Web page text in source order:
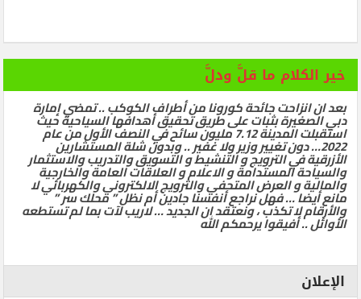
خير الكلام ما قلَّ ودلَّ
بعد ان انزاحت جائحة كورونا من أطراف الكوكب .. تمضي إمارة
دبي الصغيرة بثبات على طريق تحقيق أهدافها السياحية حيث
استقبلت المدينة 7.12 مليون سائح في النصف الأول من عام
2022… دون تغيير وزير ولا غفير .. وبدون شلة المستشارين
الأزرقية في الترويج و التنشيط و التسويق والتدريب والاستثمار
والسياحة المستدامة و الاعلام و العلاقات العامة والخارجية
والمالية و العرض المتحفي والترويج الالكتروني والكهربائي لا
مانع أيضا … فهل نراجع أنفسنا جادين أم نظل ” محلك سر ”
والأرقام لا تكذب ، ونعتقد ان الجديد … لاريب لآت بما لم تستطعه
الأوائل .. أفيقوا يرحمكم الله
الإعلان